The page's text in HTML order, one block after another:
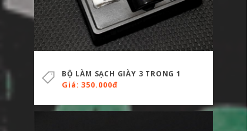
Giá: 350.000đ
BỘ LÀM SẠCH GIÀY 3 TRONG 1